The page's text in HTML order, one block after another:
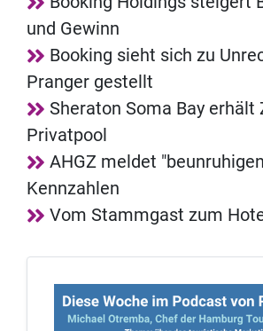
und Gewinn
Booking sieht sich zu
Pranger gestellt
Sheraton Soma Bay
Privatpool
AHGZ meldet
Kennzahlen
Vom Stammgast zum